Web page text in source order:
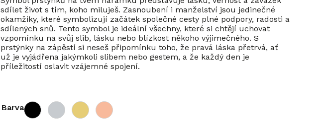
sdílet život s tím, koho miluješ. Zasnoubení i manželství jsou jedinečné
okamžiky, které symbolizují začátek společné cesty plné podpory, radosti a
sdílených snů. Tento symbol je ideální všechny, které si chtějí uchovat
vzpomínku na svůj slib, lásku nebo blízkost někoho výjimečného. S
prstýnky na zápěstí si neseš připomínku toho, že pravá láska přetrvá, ať
už je vyjádřena jakýmkoli slibem nebo gestem, a že každý den je
příležitostí oslavit vzájemné spojení.
Barva